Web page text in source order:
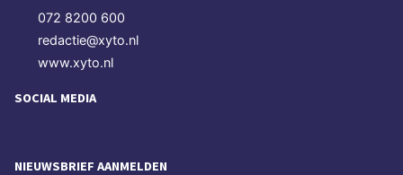
072 8200 600
redactie@xyto.nl
www.xyto.nl
SOCIAL MEDIA
NIEUWSBRIEF AANMELDEN